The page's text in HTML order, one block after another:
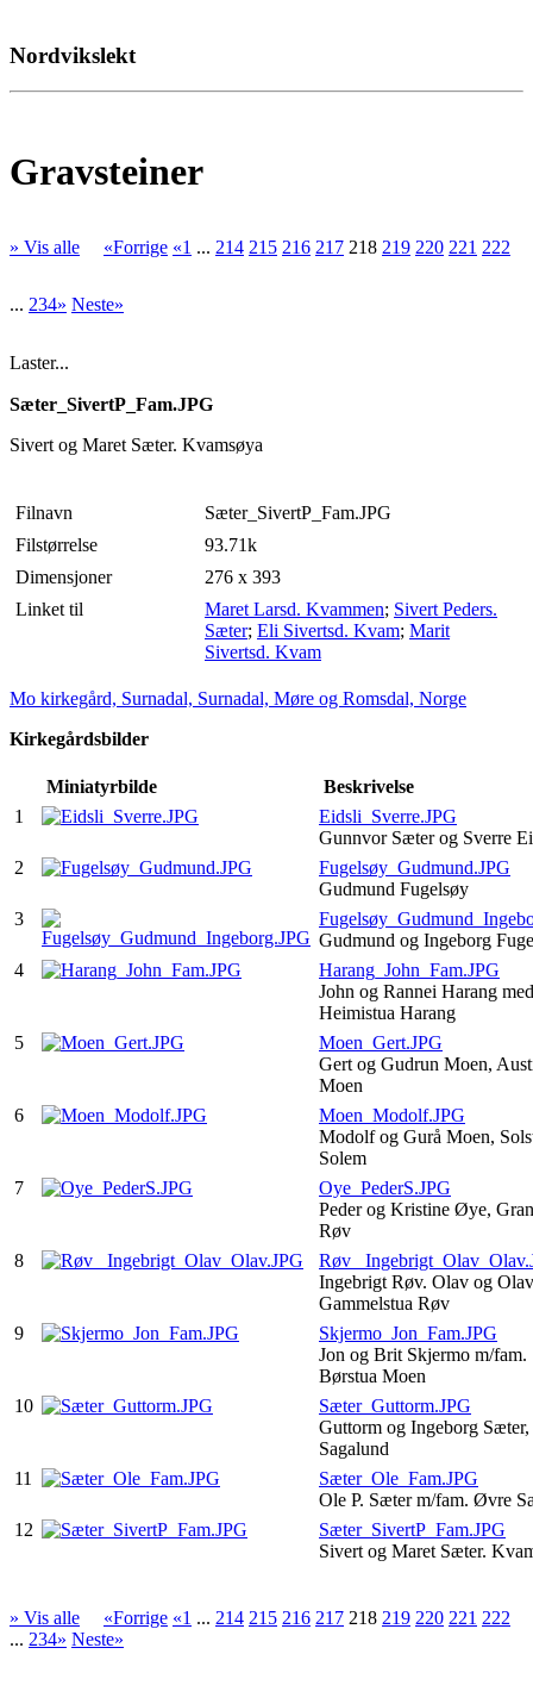
Nordvikslekt
Gravsteiner
» Vis alle «Forrige «1 ... 214 215 216 217 218 219 220 221 222
... 234» Neste»
Laster...
Sæter_SivertP_Fam.JPG
Sivert og Maret Sæter. Kvamsøya
Filnavn
Sæter_SivertP_Fam.JPG
Filstørrelse
93.71k
Dimensjoner
276 x 393
Linket til
Maret Larsd. Kvammen; Sivert Peders.
Sæter; Eli Sivertsd. Kvam; Marit
Sivertsd. Kvam
Mo kirkegård, Surnadal, Surnadal, Møre og Romsdal, Norge
Kirkegårdsbilder
Miniatyrbilde
Beskrivelse
1
Eidsli_Sverre.JPG
Gunnvor Sæter og Sverre
2
Fugelsøy_Gudmund.JPG
Gudmund Fugelsøy
3
Gudmund og Ingeborg
4
Harang_John_Fam.JPG
John og Rannei Harang
Heimistua Harang
5
Moen_Gert.JPG
Gert og Gudrun Moen,
Moen
6
Moen_Modolf.JPG
Modolf og Gurå Moen,
Solem
7
Oye_PederS.JPG
Peder og Kristine Øye,
Røv
8
Røv_
Ingebrigt Røv. Olav og
Gammelstua Røv
9
Skjermo_Jon_Fam.JPG
Jon og Brit Skjermo m/fam.
Børstua Moen
10
Sæter_Guttorm.JPG
Guttorm og Ingeborg Sæter,
Sagalund
11
Sæter_Ole_Fam.JPG
Ole P. Sæter m/fam. Øvre
12
Sæter_SivertP_Fam.JPG
Sivert og Maret Sæter.
» Vis alle «Forrige «1 ... 214 215 216 217 218 219 220 221 222
... 234» Neste»